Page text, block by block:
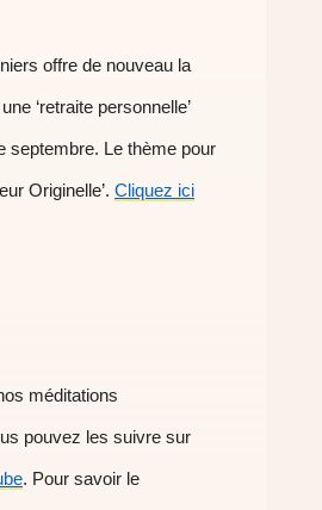
offre de nouveau la
‘retraite personnelle’
septembre. Le thème pour
Originelle’. Cliquez ici
méditations
pouvez les suivre sur
. Pour savoir le